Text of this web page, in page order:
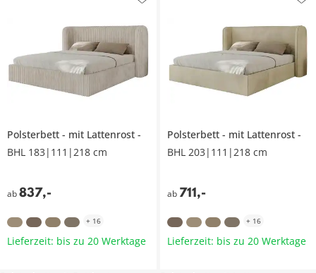
Polsterbett
mit Lattenrost
BHL 183|111|218 cm
ab837,-
+ 16
Lieferzeit: bis zu 20 Werktage
Polsterbett
mit Lattenrost
BHL 203|111|218 cm
ab 711,-
+ 16
Lieferzeit: bis zu 20 Werktage